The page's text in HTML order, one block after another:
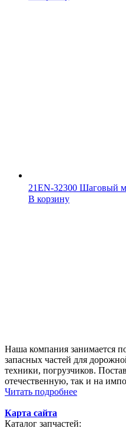
21EN-32300 Шаговый
В корзину
Наша компания занимается
запасных частей для
техники, погрузчиков.
отечественную, так и на
Читать подробнее
Карта сайта
Каталог запчастей: